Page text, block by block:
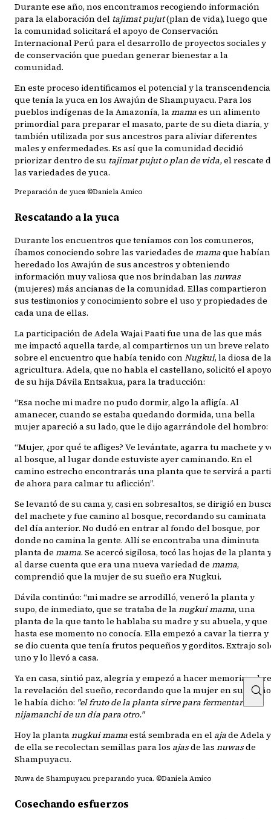
Durante ese año, nos encontramos recogiendo información
para la elaboración del tajimat pujut(plan de vida), luego que
la comunidad solicitará el apoyo de Conservación
Internacional Perú para el desarrollo de proyectos sociales y
de conservación que puedan generar bienestar a la
comunidad.
En este proceso identificamos el potencial y la transcendencia
que tenía la yuca en los Awajún de Shampuyacu. Para los
pueblos indígenas de la Amazonía, lamamaes un alimento
primordial para preparar el masato, parte de su dieta diaria, y
también utilizada por sus ancestros para aliviar diferentes
males y enfermedades. Es así que la comunidad decidió
priorizar dentro de su tajimat pujut o plan de vida,el rescate
las variedades de yuca.
Preparación de yuca ©Daniela Amico
Rescatando a la yuca
Durante los encuentros que teníamos con los comuneros,
íbamos conociendo sobre las variedades de mamaque habían
heredado los Awajún de sus ancestros y obteniendo
información muy valiosa que nos brindaban las nuwas
(mujeres) más ancianas de la comunidad. Ellas compartieron
sus testimonios y conocimiento sobre el uso y propiedades de
cada una de ellas.
La participación de Adela Wajai Paati fue una de las que más
me impactó aquella tarde, al compartirnos un un breve relato
sobre el encuentro que había tenido conNugkui, la diosa de la
agricultura. Adela, que no habla el castellano, solicitó el apoyo
de su hija Dávila Entsakua, para la traducción:
“Esa noche mi madre no pudo dormir, algo la afligía. Al
amanecer, cuando se estaba quedando dormida, una bella
mujer apareció a su lado, que le dijo agarrándole del hombro:
“Mujer, ¿por qué te afliges? Ve levántate, agarra tu machete y
al bosque, al lugar donde estuviste ayer caminando. En el
camino estrecho encontrarás una planta que te servirá a
de ahora para calmar tu aflicción”.
Se levantó de su cama y, casi en sobresaltos, se dirigió en
del machete y fue camino al bosque, recordando su caminata
del día anterior. No dudó en entrar al fondo del bosque, por
donde no camina la gente. Allí se encontraba una diminuta
planta de mama. Se acercó sigilosa, tocó las hojas de la planta
al darse cuenta que era una nueva variedad de mama,
comprendió que la mujer de su sueño era Nugkui.
Dávila continúo: “mi madre se arrodilló, veneró la planta y
supo, de inmediato, que se trataba de lanugkui mama, una
planta de la que tanto le hablaba su madre y su abuela, y que
hasta ese momento no conocía. Ella empezó a cavar la tierra y
se dio cuenta que tenía frutos pequeños y gorditos. Extrajo
uno y lo llevó a casa.
Ya en casa, sintió paz, alegría y empezó a hacer memoria sobre
la revelación del sueño, recordando que la mujer en su sueño
le había dicho: "el fruto de la planta sirve para fermentar el
nijamanchi de un día para otro."
Hoy la plantanugkui mamaestá sembrada en el ajade Adela y
de ella se recolectan semillas para los ajasde las nuwasde
Shampuyacu.
Nuwa de Shampuyacu preparando yuca. ©Daniela Amico
Cosechando esfuerzos